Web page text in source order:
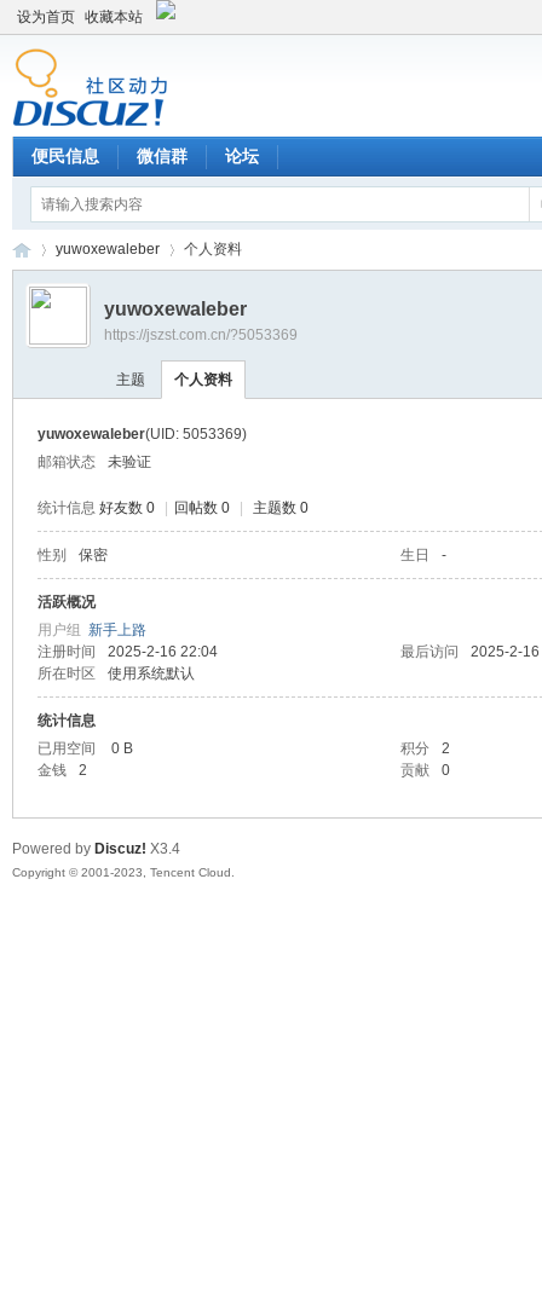
设为首页 收藏本站
便民信息 微信群 论坛
›
yuwoxewaleber 个人资料
yuwoxewaleber
https://jszst.com.cn/?5053369
主题 个人资料
yuwoxewaleber(UID: 5053369)
邮箱状态
未验证
统计信息 好友数 0 回帖数 0 主题数 0
性别 保密 生日 -
活跃概况
用户组 新手上路
注册时间
2025-2-16 22:04 最后访问
2025-2-
所在时区
使用系统默认
统计信息
已用空间
0 B 积分
2
金钱
2 贡献 0
Powered by Discuz! X3.4
Copyright © 2001-2023, Tencent Cloud.